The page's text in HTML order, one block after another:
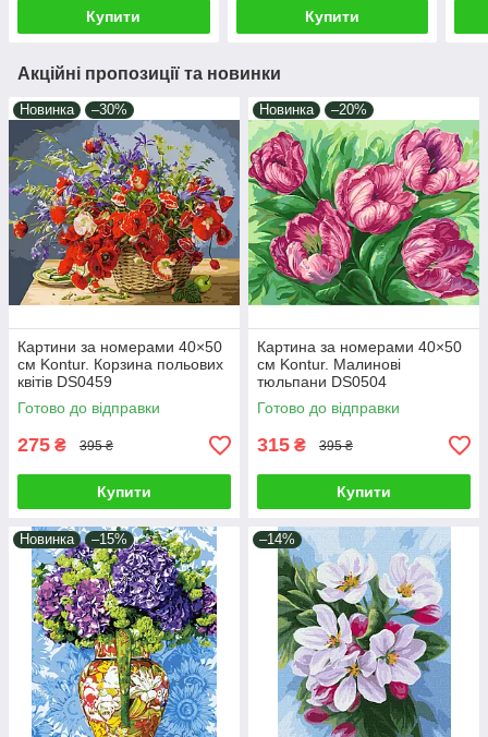
Купити Купити
Акційні пропозиції та новинки
Новинка –30%
Картини за номерами 40×50
см Kontur. Корзина польових
квітів DS0459
Готово до відправки
275 ₴ 395 ₴
Купити
Новинка –20%
Картина за номерами 40×50
см Kontur. Малинові
тюльпани DS0504
Готово до відправки
315 ₴ 395 ₴
Купити
Новинка –15% –14%